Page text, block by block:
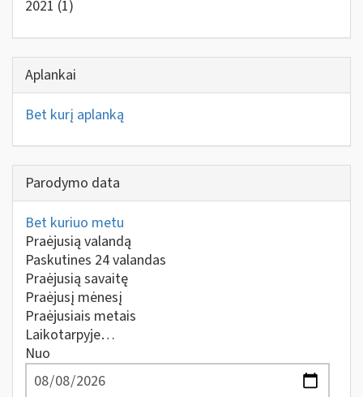
2021 (1)
Aplankai
Bet kurį aplanką
Parodymo data
Bet kuriuo metu
Praėjusią valandą
Paskutines 24 valandas
Praėjusią savaitę
Praėjusį mėnesį
Praėjusiais metais
Laikotarpyje…
Nuo